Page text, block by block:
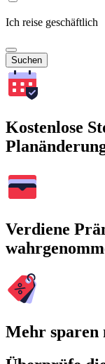
Ich reise geschäftlich
Suchen
Kostenlose
Verdiene
Mehr